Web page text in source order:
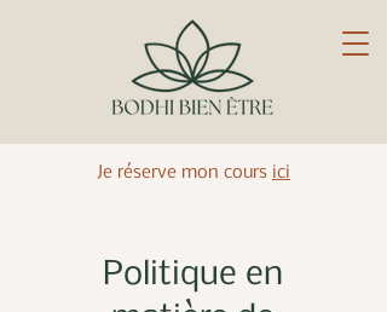
Je réserve mon cours ici
Politique en